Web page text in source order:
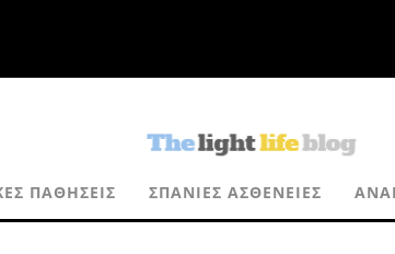
ΠΑΘΉΣΕΙΣ ΣΠΆΝΙΕΣ ΑΣΘΈΝΕΙΕΣ